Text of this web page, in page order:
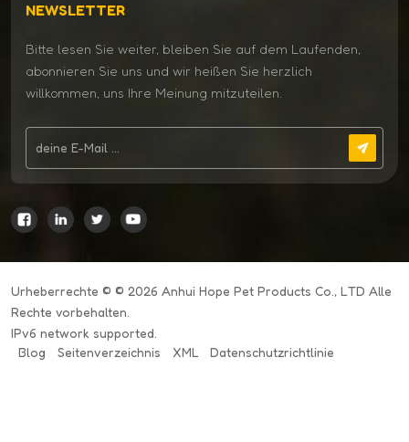
NEWSLETTER
Bitte lesen Sie weiter, bleiben Sie auf dem Laufenden,
abonnieren Sie uns und wir heißen Sie herzlich
willkommen, uns Ihre Meinung mitzuteilen.
Urheberrechte © © 2026 Anhui Hope Pet Products Co., LTD Alle
Rechte vorbehalten.
IPv6 network supported.
Blog
Seitenverzeichnis XML Datenschutzrichtlinie